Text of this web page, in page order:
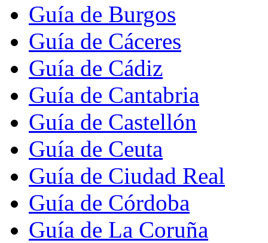
Guía de Burgos
Guía de Cáceres
Guía de Cádiz
Guía de Cantabria
Guía de Castellón
Guía de Ceuta
Guía de Ciudad Real
Guía de Córdoba
Guía de La Coruña